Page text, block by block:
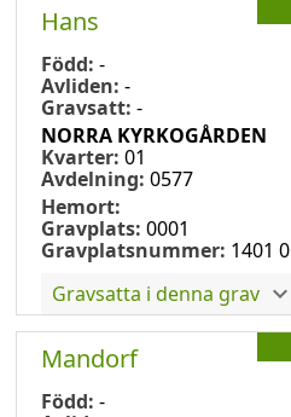
Hans
Född: -
Avliden: -
Gravsatt: -
NORRA KYRKOGÅRDEN
Kvarter: 01
Avdelning: 0577
Hemort:
Gravplats: 0001
Gravplatsnummer: 1401
Gravsatta i denna grav
Mandorf
Född: -